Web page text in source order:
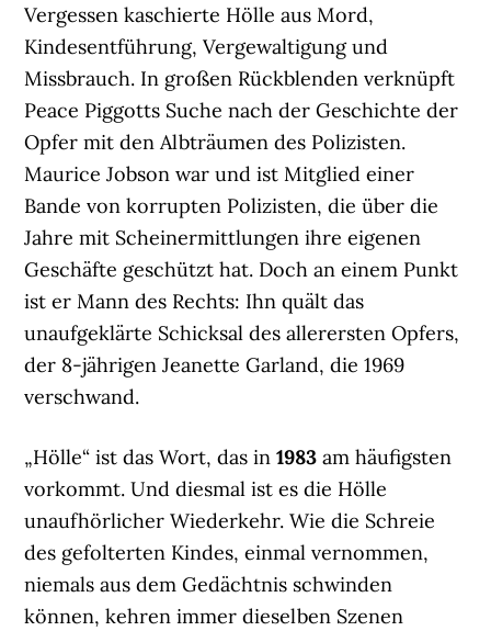
Vergessen kaschierte Hölle aus Mord,
Kindesentführung, Vergewaltigung und
Missbrauch. In großen Rückblenden verknüpft
Peace Piggotts Suche nach der Geschichte der
Opfer mit den Albträumen des Polizisten.
Maurice Jobson war und ist Mitglied einer
Bande von korrupten Polizisten, die über die
Jahre mit Scheinermittlungen ihre eigenen
Geschäfte geschützt hat. Doch an einem Punkt
ist er Mann des Rechts: Ihn quält das
unaufgeklärte Schicksal des allerersten Opfers,
der 8-jährigen Jeanette Garland, die 1969
verschwand.
„Hölle“ ist das Wort, das in1983 am häufigsten
vorkommt. Und diesmal ist es die Hölle
unaufhörlicher Wiederkehr. Wie die Schreie
des gefolterten Kindes, einmal vernommen,
niemals aus dem Gedächtnis schwinden
können, kehren immer dieselben Szenen